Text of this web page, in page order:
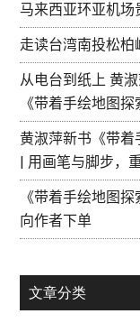
马来西亚环亚机
走读台湾南投松柏
从电台到纸上 黄
《带着手绘地图
黄淑萍新书《带着
| 用画笔与脚步，
《带着手绘地图
向作者下单
文章分类